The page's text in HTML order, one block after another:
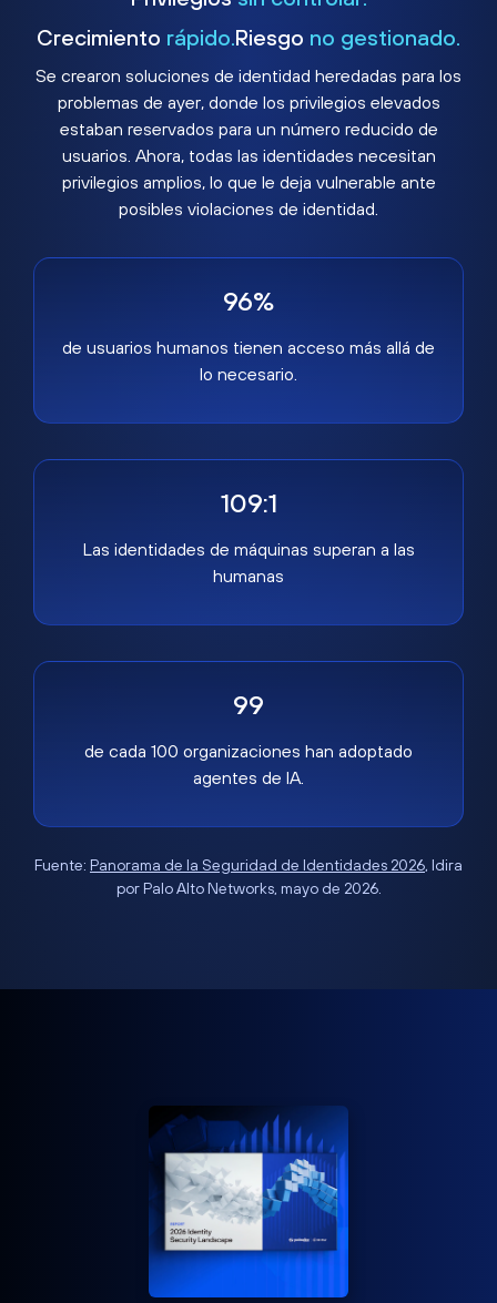
Crecimiento rápido. Riesgo no gestionado.
Se crearon soluciones de identidad heredadas para los
problemas de ayer, donde los privilegios elevados
estaban reservados para un número reducido de
usuarios. Ahora, todas las identidades necesitan
privilegios amplios, lo que le deja vulnerable ante
posibles violaciones de identidad.
96%
de usuarios humanos tienen acceso más allá de
lo necesario.
109:1
Las identidades de máquinas superan a las
humanas
99
de cada 100 organizaciones han adoptado
agentes de IA.
Fuente: Panorama de la Seguridad de Identidades 2026, Idira
por Palo Alto Networks, mayo de 2026.